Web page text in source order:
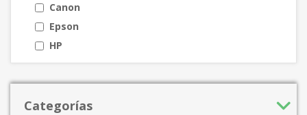
Canon
Epson
HP
Categorías